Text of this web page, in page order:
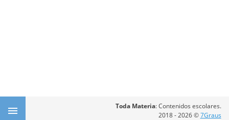
Toda Materia: Contenidos escolares.
2018 - 2026 ©7Graus